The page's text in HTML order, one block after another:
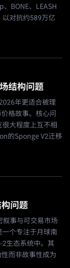
BONE、LEASH
以对抗约589万亿
结构问题
年更适合被理
格故事。核心问
大程度上互不相
的Sponge V2迁移
问题
叙事与可交易市场
个专注于月球南
生态系统中。其
而非故事性成为